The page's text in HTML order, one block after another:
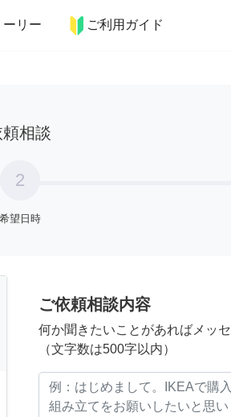
ーリー ご利用ガイド
事 ペット 料理
相談
2
希望日時
ご依頼相談内容
何か聞きたいことがあればメッ
（文字数は500字以内）